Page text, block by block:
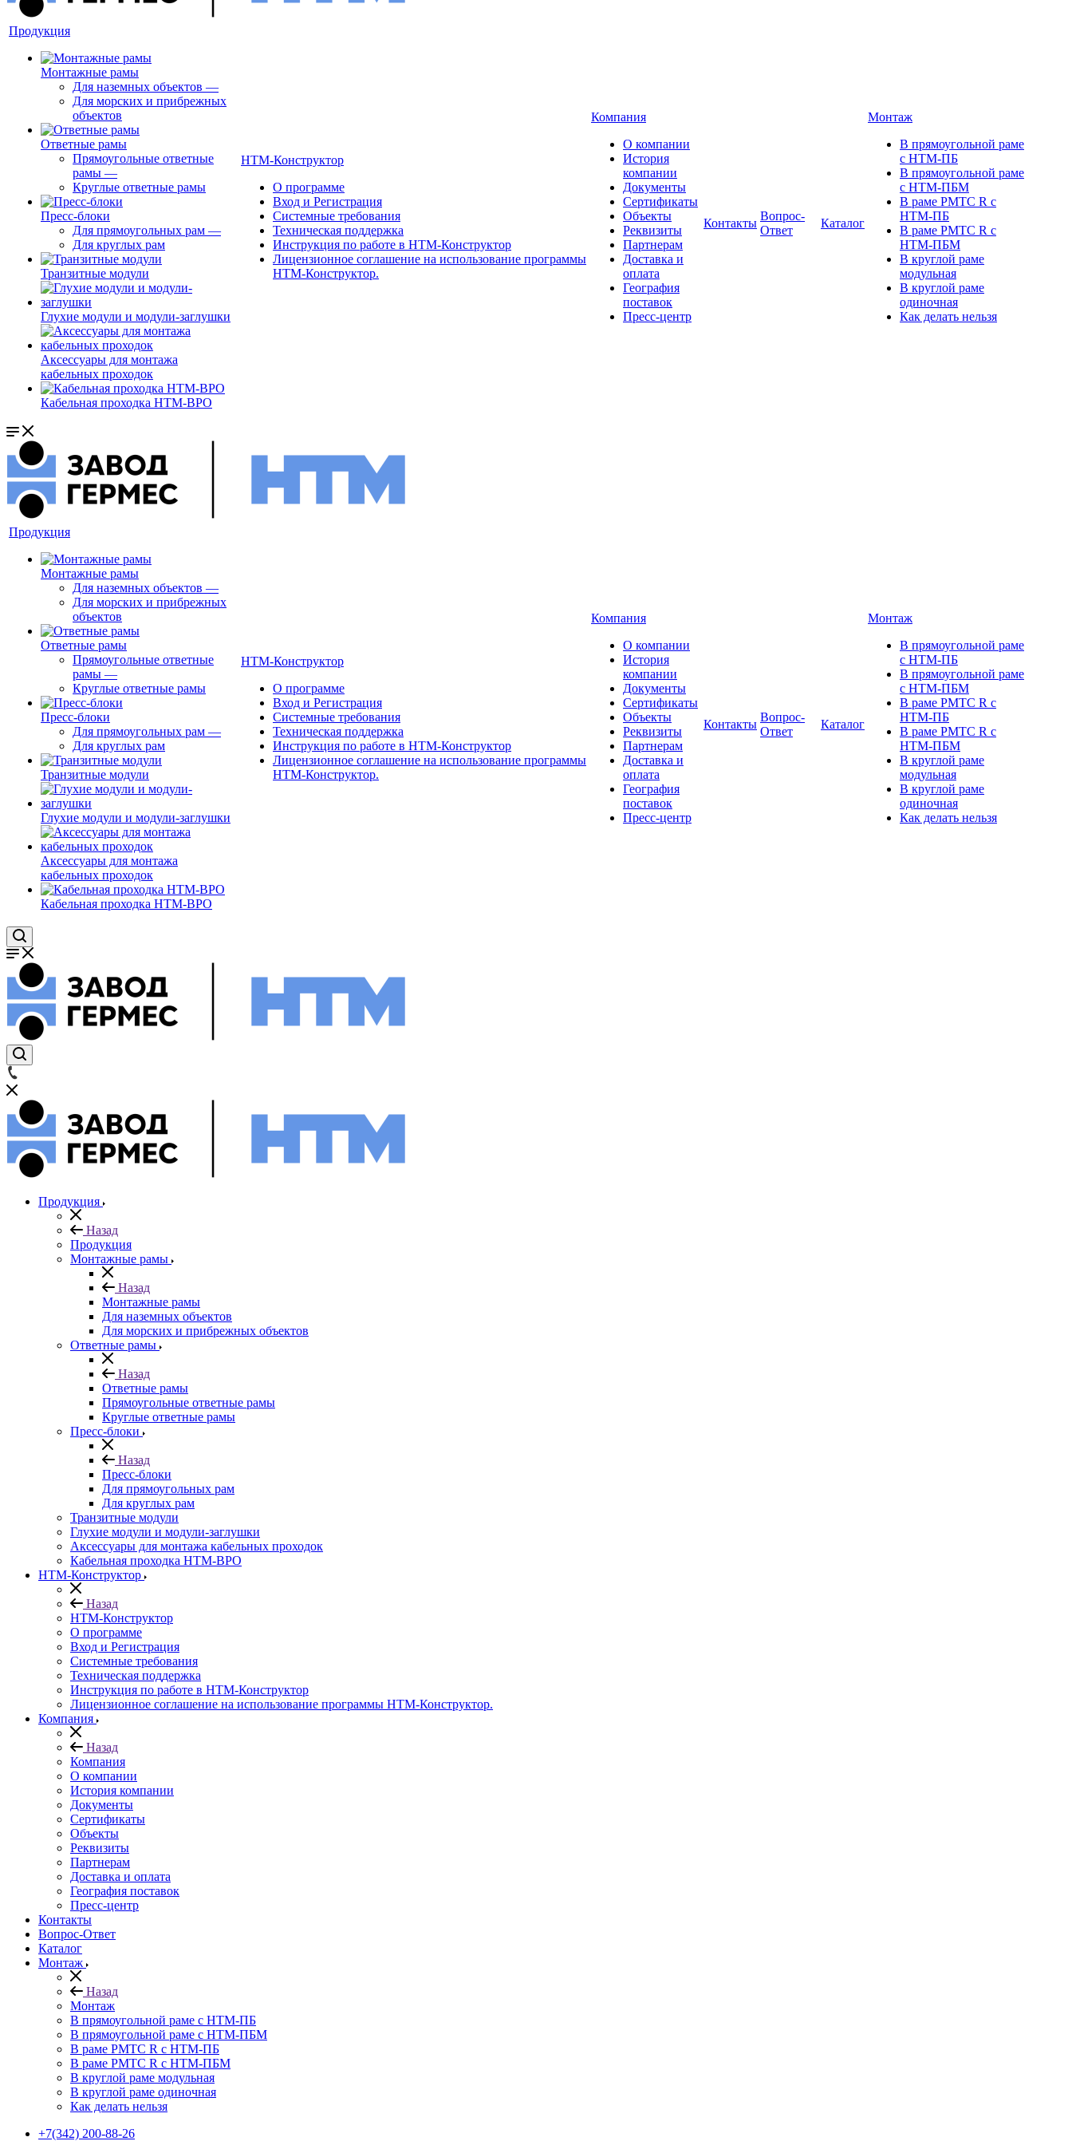
Продукция
Монтажные рамы
Для наземных объектов —
Для морских и прибрежных
объектов
Ответные рамы
Прямоугольные ответные
рамы —
Круглые ответные рамы
Пресс-блоки
Для прямоугольных рам —
Для круглых рам
Транзитные модули
Глухие модули и модули-заглушки
Аксессуары для монтажа
кабельных проходок
Кабельная проходка НТМ-ВРО
НТМ-Конструктор
О программе
Вход и Регистрация
Системные требования
Техническая поддержка
Инструкция по работе в НТМ-Конструктор
Лицензионное соглашение на использование программы
НТМ-Конструктор.
Компания
О компании
История
компании
Документы
Сертификаты
Объекты
Реквизиты
Партнерам
Доставка и
оплата
География
поставок
Пресс-центр
Контакты
Вопрос-
Ответ
Каталог
Монтаж
В прямоугольной раме
с НТМ-ПБ
В прямоугольной раме
с НТМ-ПБМ
В раме РМТС R с
НТМ-ПБ
В раме РМТС R с
НТМ-ПБМ
В круглой раме
модульная
В круглой раме
одиночная
Как делать нельзя
Продукция
Монтажные рамы
Для наземных объектов —
Для морских и прибрежных
объектов
Ответные рамы
Прямоугольные ответные
рамы —
Круглые ответные рамы
Пресс-блоки
Для прямоугольных рам —
Для круглых рам
Транзитные модули
Глухие модули и модули-заглушки
Аксессуары для монтажа
кабельных проходок
Кабельная проходка НТМ-ВРО
НТМ-Конструктор
О программе
Вход и Регистрация
Системные требования
Техническая поддержка
Инструкция по работе в НТМ-Конструктор
Лицензионное соглашение на использование программы
НТМ-Конструктор.
Компания
О компании
История
компании
Документы
Сертификаты
Объекты
Реквизиты
Партнерам
Доставка и
оплата
География
поставок
Пресс-центр
Контакты
Вопрос-
Ответ
Каталог
Монтаж
В прямоугольной раме
с НТМ-ПБ
В прямоугольной раме
с НТМ-ПБМ
В раме РМТС R с
НТМ-ПБ
В раме РМТС R с
НТМ-ПБМ
В круглой раме
модульная
В круглой раме
одиночная
Как делать нельзя
Продукция
Назад
Продукция
Монтажные рамы
Назад
Монтажные рамы
Для наземных объектов
Для морских и прибрежных объектов
Ответные рамы
Назад
Ответные рамы
Прямоугольные ответные рамы
Круглые ответные рамы
Пресс-блоки
Назад
Пресс-блоки
Для прямоугольных рам
Для круглых рам
Транзитные модули
Глухие модули и модули-заглушки
Аксессуары для монтажа кабельных проходок
Кабельная проходка НТМ-ВРО
НТМ-Конструктор
Назад
НТМ-Конструктор
О программе
Вход и Регистрация
Системные требования
Техническая поддержка
Инструкция по работе в НТМ-Конструктор
Лицензионное соглашение на использование программы НТМ-Конструктор.
Компания
Назад
Компания
О компании
История компании
Документы
Сертификаты
Объекты
Реквизиты
Партнерам
Доставка и оплата
География поставок
Пресс-центр
Контакты
Вопрос-Ответ
Каталог
Монтаж
Назад
Монтаж
В прямоугольной раме с НТМ-ПБ
В прямоугольной раме с НТМ-ПБМ
В раме РМТС R с НТМ-ПБ
В раме РМТС R с НТМ-ПБМ
В круглой раме модульная
В круглой раме одиночная
Как делать нельзя
+7(342) 200-88-26